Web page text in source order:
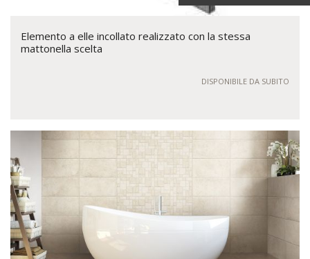
Elemento a elle incollato realizzato con la stessa
mattonella scelta
DISPONIBILE DA SUBITO